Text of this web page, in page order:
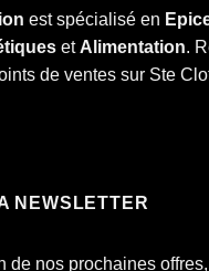
est spécialisé en
etAlimentation.
de ventes sur Ste
NEWSLETTER
de nos prochaines